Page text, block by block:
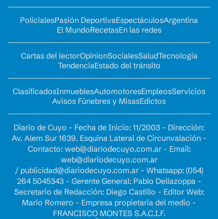
PolicialesPasión DeportivaEspectáculosArgentina
El MundoRecetasEn las redes
Cartas del lectorOpinionSocialesSaludTecnología
TendenciaEstado del tránsito
ClasificadosInmueblesAutomotoresEmpleosServicios
Avisos Fúnebres y MisasEdictos
Diario de Cuyo - Fecha de Inicio: 11/2003 - Dirección:
Av. Alem Sur 1639. Esquina Lateral de Circunvalación -
Contacto: web@diariodecuyo.com.ar- Email:
web@diariodecuyo.com.ar
/ publicidad@diariodecuyo.com.ar- Whatsapp: (054)
264 5045343 - Gerente General: Pablo Dellazoppa -
Secretario de Redacción: Diego Castillo - Editor Web:
Mario Romero - Empresa propietaria del medio -
FRANCISCO MONTES S.A.C.I.F.